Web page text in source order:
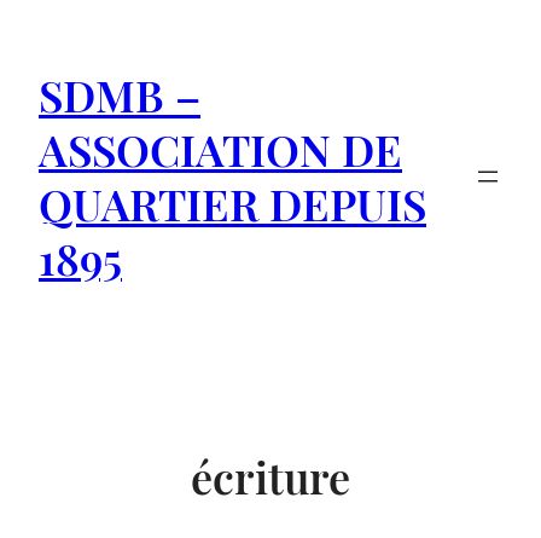
contenu
SDMB –
ASSOCIATION DE
QUARTIER DEPUIS
1895
écriture